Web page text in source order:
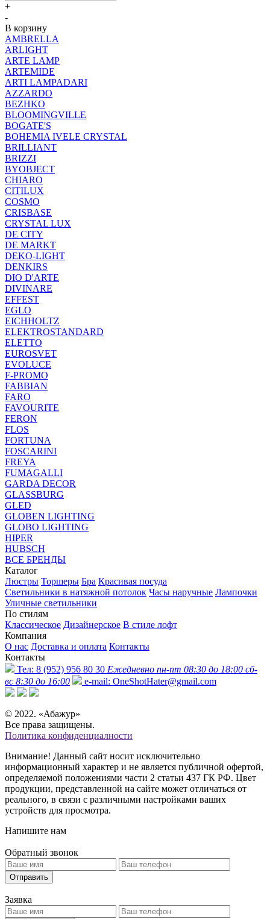
+
-
В корзину
AMBRELLA
ARLIGHT
ARTE LAMP
ARTEMIDE
ARTI LAMPADARI
AZZARDO
BEZHKO
BLOOMINGVILLE
BOGATE'S
BOHEMIA IVELE CRYSTAL
BRILLIANT
BRIZZI
BYOBJECT
CHIARO
CITILUX
COSMO
CRISBASE
CRYSTAL LUX
DE CITY
DE MARKT
DEKO-LIGHT
DENKIRS
DIO D'ARTE
DIVINARE
EFFEST
EGLO
EICHHOLTZ
ELEKTROSTANDARD
ELETTO
EUROSVET
EVOLUCE
F-PROMO
FABBIAN
FARO
FAVOURITE
FERON
FLOS
FORTUNA
FOSCARINI
FREYA
FUMAGALLI
GARDA DECOR
GLASSBURG
GLED
GLOBEN LIGHTING
GLOBO LIGHTING
HIPER
HUBSCH
ВСЕ БРЕНДЫ
Каталог
Люстры Торшеры Бра Красивая посуда
Светильники в натяжной потолок Часы наручные Лампочки
Уличные светильники
По стилям
Классическое Дизайнерское В стиле лофт
Компания
О нас Доставка и оплата Контакты
Контакты
Тел: 8 (952) 956 80 30 Ежедневно пн-пт 08:30 до 18:00 сб-
вс 8:30 до 16:00
e-mail: OneShotHater@gmail.com
© 2022. «Абажур»
Все права защищены.
Политика конфиденциалности
Внимание! Данный сайт носит исключительно
информационный характер и не является публичной офертой,
определяемой положениями части 2 статьи 437 ГК РФ. Цвет
продукции, представленной на сайте может отличаться от
реального, в связи с различными настройками ваших
устройств для просмотра.
Напишите нам
Обратный звонок
Отправить
Заявка